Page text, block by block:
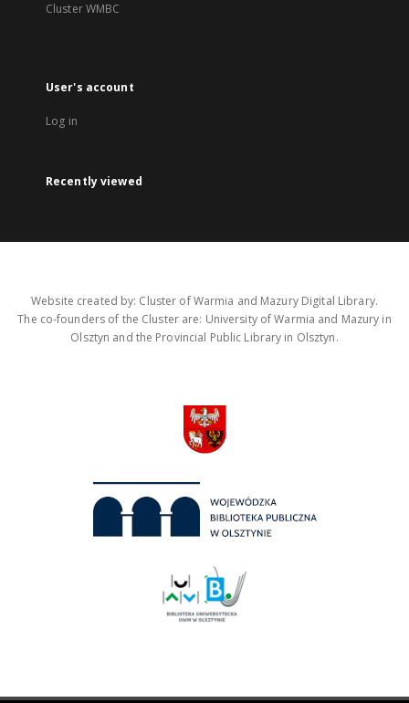
Cluster WMBC
User's account
Log in
Recently viewed
Website created by: Cluster of Warmia and Mazury Digital Library.
The co-founders of the Cluster are: University of Warmia and Mazury in
Olsztyn and the Provincial Public Library in Olsztyn.